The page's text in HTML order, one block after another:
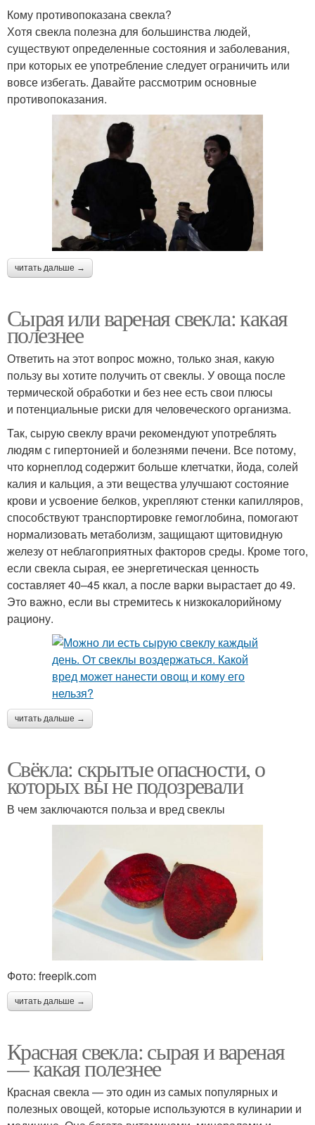
Кому противопоказана свекла?
Хотя свекла полезна для большинства людей,
существуют определенные состояния и заболевания,
при которых ее употребление следует ограничить или
вовсе избегать. Давайте рассмотрим основные
противопоказания.
читать дальше →
Сырая или вареная свекла: какая
полезнее
Ответить на этот вопрос можно, только зная, какую
пользу вы хотите получить от свеклы. У овоща после
термической обработки и без нее есть свои плюсы
и потенциальные риски для человеческого организма.
Так, сырую свеклу врачи рекомендуют употреблять
людям с гипертонией и болезнями печени. Все потому,
что корнеплод содержит больше клетчатки, йода, солей
калия и кальция, а эти вещества улучшают состояние
крови и усвоение белков, укрепляют стенки капилляров,
способствуют транспортировке гемоглобина, помогают
нормализовать метаболизм, защищают щитовидную
железу от неблагоприятных факторов среды. Кроме того,
если свекла сырая, ее энергетическая ценность
составляет 40–45 ккал, а после варки вырастает до 49.
Это важно, если вы стремитесь к низкокалорийному
рациону.
читать дальше →
Свёкла: скрытые опасности, о
которых вы не подозревали
В чем заключаются польза и вред свеклы
Фото: freepik.com
читать дальше →
Красная свекла: сырая и вареная
— какая полезнее
Красная свекла — это один из самых популярных и
полезных овощей, которые используются в кулинарии и